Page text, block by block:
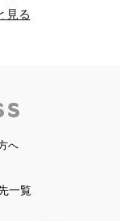
見る
へ
一覧